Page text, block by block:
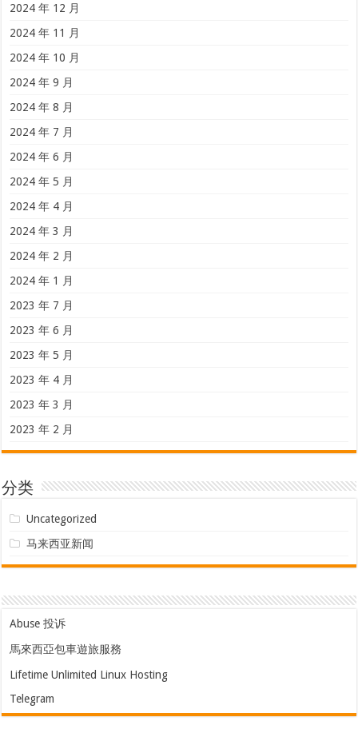
2024 年 12 月
2024 年 11 月
2024 年 10 月
2024 年 9 月
2024 年 8 月
2024 年 7 月
2024 年 6 月
2024 年 5 月
2024 年 4 月
2024 年 3 月
2024 年 2 月
2024 年 1 月
2023 年 7 月
2023 年 6 月
2023 年 5 月
2023 年 4 月
2023 年 3 月
2023 年 2 月
分类
Uncategorized
马来西亚新闻
Abuse 投诉
馬來西亞包車遊旅服務
Lifetime Unlimited Linux Hosting
Telegram